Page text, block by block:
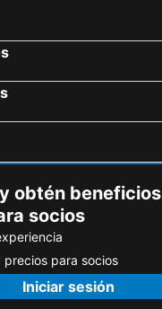
obtén beneficios
socios
para socios
Iniciar sesión